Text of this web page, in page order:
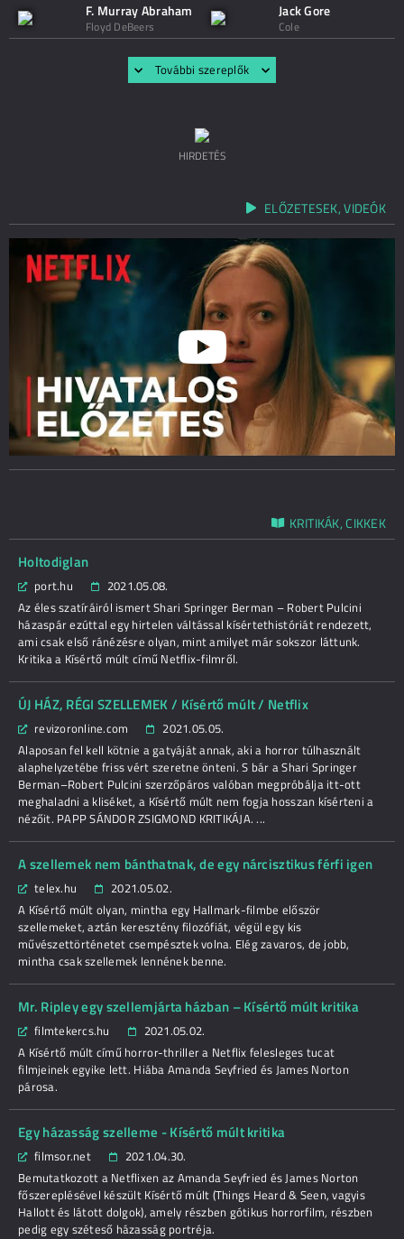
F. Murray Abraham
Floyd DeBeers
Jack Gore
Cole
További szereplők
HIRDETÉS
ELŐZETESEK, VIDEÓK
KRITIKÁK, CIKKEK
Holtodiglan
port.hu
2021.05.08.
Az éles szatíráiról ismert Shari Springer Berman – Robert Pulcini
házaspár ezúttal egy hirtelen váltással kísértethistóriát rendezett,
ami csak első ránézésre olyan, mint amilyet már sokszor láttunk.
Kritika a Kísértő múlt című Netflix-filmről.
ÚJ HÁZ, RÉGI SZELLEMEK / Kísértő múlt / Netflix
revizoronline.com
2021.05.05.
Alaposan fel kell kötnie a gatyáját annak, aki a horror túlhasznált
alaphelyzetébe friss vért szeretne önteni. S bár a Shari Springer
Berman–Robert Pulcini szerzőpáros valóban megpróbálja itt-ott
meghaladni a kliséket, a Kísértő múlt nem fogja hosszan kísérteni a
nézőit. PAPP SÁNDOR ZSIGMOND KRITIKÁJA. ...
A szellemek nem bánthatnak, de egy nárcisztikus férfi igen
telex.hu
2021.05.02.
A Kísértő múlt olyan, mintha egy Hallmark-filmbe először
szellemeket, aztán keresztény filozófiát, végül egy kis
művészettörténetet csempésztek volna. Elég zavaros, de jobb,
mintha csak szellemek lennének benne.
Mr. Ripley egy szellemjárta házban – Kísértő múlt kritika
filmtekercs.hu
2021.05.02.
A Kísértő múlt című horror-thriller a Netflix felesleges tucat
filmjeinek egyike lett. Hiába Amanda Seyfried és James Norton
párosa.
Egy házasság szelleme - Kísértő múlt kritika
filmsor.net
2021.04.30.
Bemutatkozott a Netflixen az Amanda Seyfried és James Norton
főszereplésével készült Kísértő múlt (Things Heard & Seen, vagyis
Hallott és látott dolgok), amely részben gótikus horrorfilm, részben
pedig egy széteső házasság portréja.